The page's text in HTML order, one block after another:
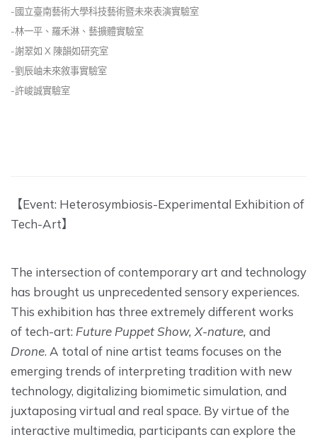
-國立臺南藝術大學科技藝術暨未來表演實驗室
-林一平、羅禾淋、藝擴體實驗室
-謝翠如 X 陳韻如研究室
-劉辰岫未來敘事實驗室
-許峻誠實驗室
【Event: Heterosymbiosis-Experimental Exhibition of
Tech-Art】
The intersection of contemporary art and technology
has brought us unprecedented sensory experiences.
This exhibition has three extremely different works
of tech-art: Future Puppet Show, X-nature, and
Drone. A total of nine artist teams focuses on the
emerging trends of interpreting tradition with new
technology, digitalizing biomimetic simulation, and
juxtaposing virtual and real space. By virtue of the
interactive multimedia, participants can explore the